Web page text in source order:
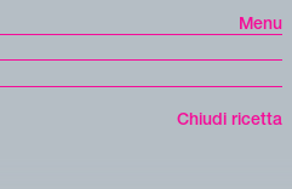
Menu
Chiudi ricetta